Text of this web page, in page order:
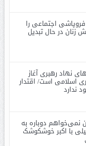
اجتماعی را
در حال تبدیل
نهاد رهبری آغاز
اسلامی است/ اقتدار
ندارد
دوباره به
با اکبر خوشکوشک